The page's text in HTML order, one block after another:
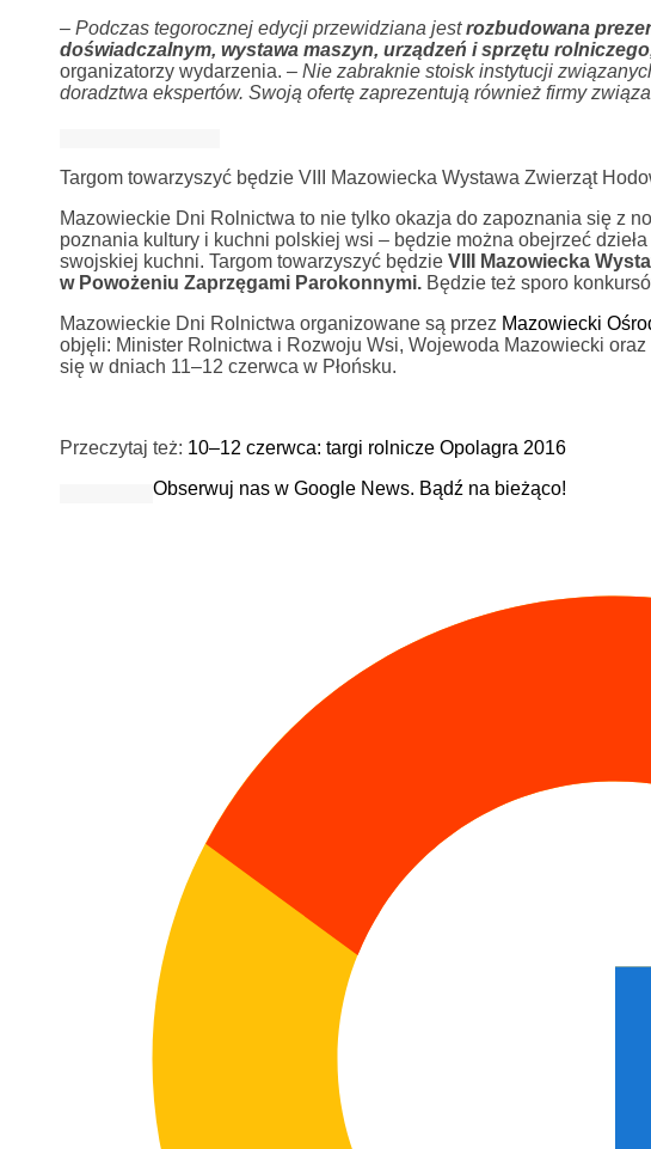
– Podczas tegorocznej edycji przewidziana jestrozbudowana
doświadczalnym, wystawa maszyn, urządzeń i sprzętu
organizatorzy wydarzenia. – Nie zabraknie stoisk instytucji
doradztwa ekspertów. Swoją ofertę zaprezentują również firmy
Targom towarzyszyć będzie VIII Mazowiecka Wystawa Zwierząt
Mazowieckie Dni Rolnictwa to nie tylko okazja do zapoznania się z
poznania kultury i kuchni polskiej wsi – będzie można obejrzeć
swojskiej kuchni. Targom towarzyszyć będzie VIII Mazowiecka
w Powożeniu Zaprzęgami Parokonnymi.Będzie też sporo
Mazowieckie Dni Rolnictwa organizowane są przez Mazowiecki
objęli: Minister Rolnictwa i Rozwoju Wsi, Wojewoda Mazowiecki
się w dniach 11–12 czerwca w Płońsku.
Przeczytaj też: 10–12 czerwca: targi rolnicze Opolagra 2016
Obserwuj nas w Google News. Bądź na bieżąco!